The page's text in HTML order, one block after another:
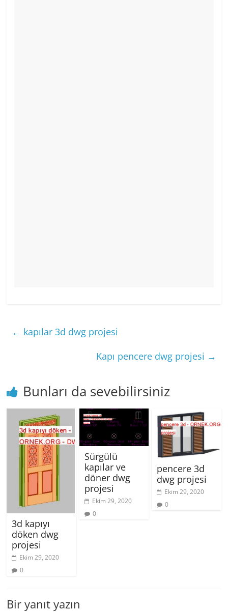
← kapılar 3d dwg projesi
Kapı pencere dwg projesi →
Bunları da sevebilirsiniz
3d kapıyı
döken dwg
projesi
Ekim 29, 2020
0
Sürgülü
kapılar ve
döner dwg
projesi
Ekim 29, 2020
0
pencere 3d
dwg projesi
Ekim 29, 2020
0
Bir yanıt yazın